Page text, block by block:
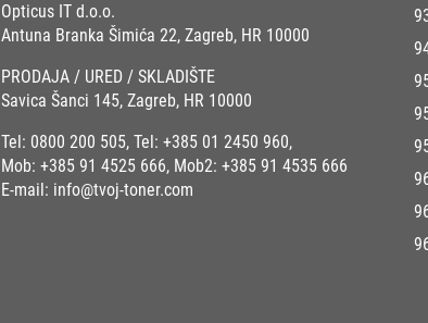
Opticus IT d.o.o.
Antuna Branka Šimića 22, Zagreb, HR 10000
PRODAJA / URED / SKLADIŠTE
Savica Šanci 145, Zagreb, HR 10000
Tel: 0800 200 505, Tel: +385 01 2450 960,
Mob: +385 91 4525 666, Mob2: +385 91 4535 666
E-mail: info@tvoj-toner.com